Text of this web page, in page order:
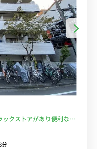
クストアがあり便利なエ